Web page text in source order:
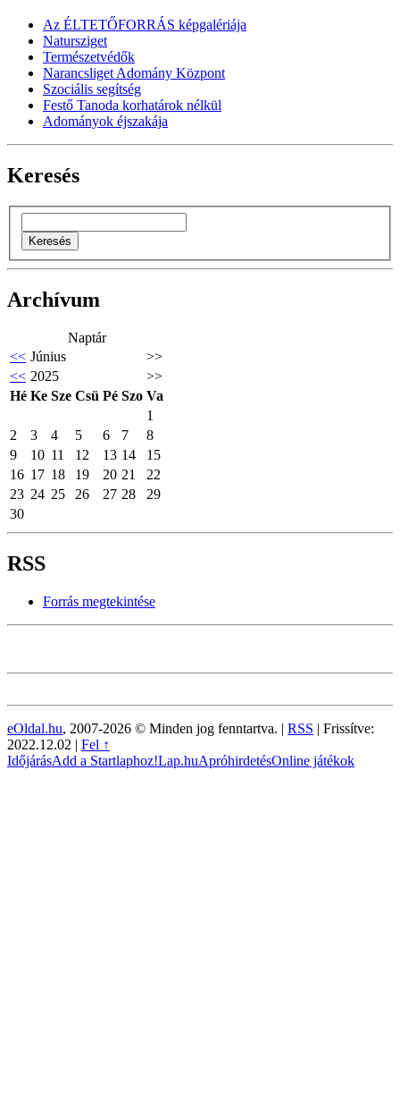
Az ÉLTETŐFORRÁS képgalériája
Natursziget
Természetvédők
Narancsliget Adomány Központ
Szociális segítség
Festő Tanoda korhatárok nélkül
Adományok éjszakája
Keresés
Archívum
Naptár
<< Június
>>
<< 2025
>>
Hé Ke Sze Csü Pé Szo Va
1
2
3 4 5 6 7
8
9
10 11 12 13 14
15
16 17 18 19 20 21
22
23 24 25 26 27 28
29
30
RSS
Forrás megtekintése
eOldal.hu, 2007-2026 © Minden jog fenntartva. | RSS | Frissítve:
2022.12.02 | Fel ↑
IdőjárásAdd a Startlaphoz!Lap.huApróhirdetésOnline játékok